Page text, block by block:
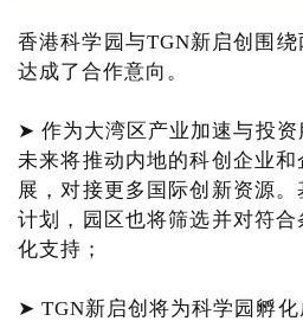
香港科学园与TGN新启创围
达成了合作意向。
➤ 作为大湾区产业加速与投资
未来将推动内地的科创企业
展，对接更多国际创新资源
计划，园区也将筛选并对符
化支持；
➤ TGN新启创将为科学园孵